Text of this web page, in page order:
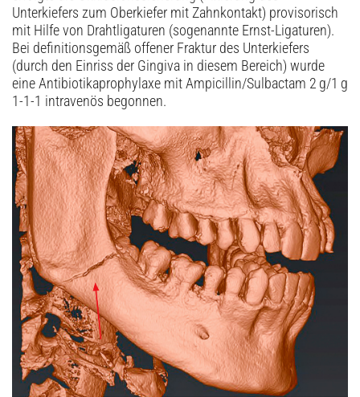
Unterkiefers zum Oberkiefer mit Zahnkontakt) provisorisch
mit Hilfe von Drahtligaturen (sogenannte Ernst-Ligaturen).
Bei definitionsgemäß offener Fraktur des Unterkiefers
(durch den Einriss der Gingiva in diesem Bereich) wurde
eine Antibiotikaprophylaxe mit Ampicillin/Sulbactam 2 g/1 g
1-1-1 intravenös begonnen.